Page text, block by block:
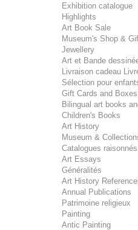
Exhibition catalogue
Highlights
Art Book Sale
Museum's Shop &
Jewellery
Art et Bande
Livraison cadeau
Sélection pour
Gift Cards and Boxes
Bilingual art books
Children's Books
Art History
Museum &
Catalogues raisonnés
Art Essays
Généralités
Art History
Annual Publications
Patrimoine religieux
Painting
Antic Painting